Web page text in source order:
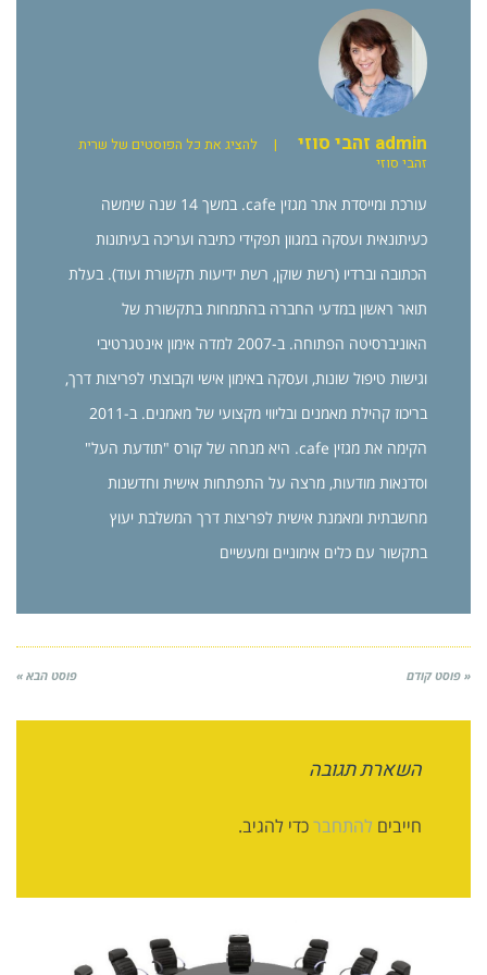
admin זהבי סוזי |
להציג את כל הפוסטים של שרית
זהבי סוזי
עורכת ומייסדת אתר מגזין cafe. במשך 14 שנה שימשה
כעיתונאית ועסקה במגוון תפקידי כתיבה ועריכה בעיתונות
הכתובה וברדיו (רשת שוקן, רשת ידיעות תקשורת ועוד). בעלת
תואר ראשון במדעי החברה בהתמחות בתקשורת של
האוניברסיטה הפתוחה. ב-2007 למדה אימון אינטגרטיבי
וגישות טיפול שונות, ועסקה באימון אישי וקבוצתי לפריצות דרך,
בריכוז קהילת מאמנים ובליווי מקצועי של מאמנים. ב-2011
הקימה את מגזין cafe. היא מנחה של קורס "תודעת העל"
וסדנאות מודעות, מרצה על התפתחות אישית וחדשנות
מחשבתית ומאמנת אישית לפריצות דרך המשלבת יעוץ
בתקשור עם כלים אימוניים ומעשיים
« פוסט קודם פוסט הבא »
השארת תגובה
חייבים להתחברכדי להגיב.